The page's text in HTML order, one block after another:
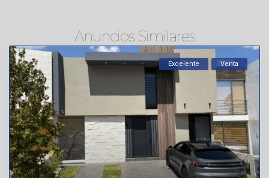
Anuncios Similares
Excelente Venta